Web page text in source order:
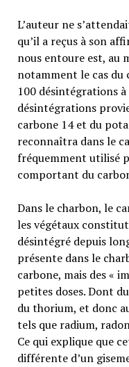
L’auteur ne
qu’il a reçus à son
nous entoure est, au
notamment le cas du
100 désintégrations
désintégrations
carbone 14 et du
reconnaîtra dans le
fréquemment utilisé
comportant du
Dans le charbon, le
les végétaux
désintégré depuis
présente dans le
carbone, mais des «
petites doses. Dont
du thorium, et donc
tels que radium,
Ce qui explique que
différente d’un